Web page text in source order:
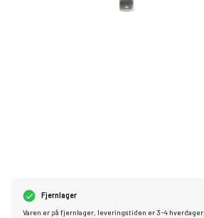
Fjernlager
Varen er på fjernlager, leveringstiden er 3-4 hverdager.